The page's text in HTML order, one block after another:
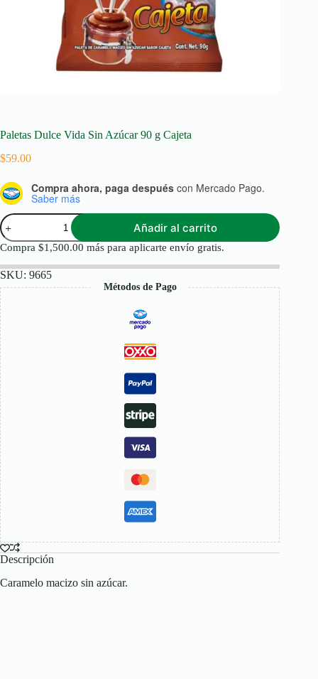
Paletas Dulce Vida Sin Azúcar 90 g Cajeta
$59.00
Compra ahora, paga después con Mercado Pago.
Saber más
Paletas
Dulce
Vida
Sin
Azúcar
90
g
Cajeta
cantidad
Añadir al carrito
Compra $1,500.00 más para aplicarte envío gratis.
SKU: 9665
Métodos de Pago
Descripción
Caramelo macizo sin azúcar.